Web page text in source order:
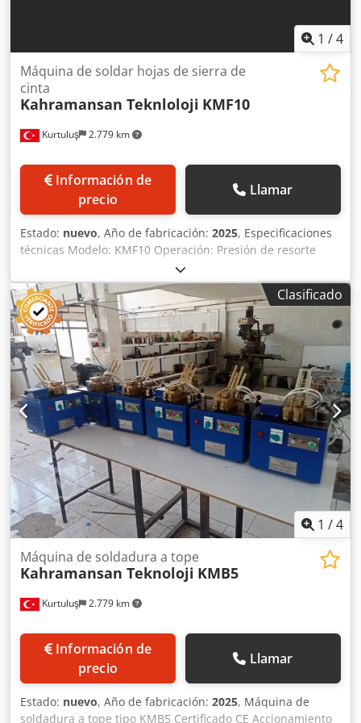
1 /4
Kurtuluş 2.779 km
Máquina de soldar hojas de sierra de
cinta
Kahramansan Teknloloji KMF10
Información de
precio
Llamar
Estado: nuevo, Año de fabricación: 2025, Especificaciones
técnicas Modelo: KMF10 Operación: Presión de resorte
Potencia: 10 KVA (%50 DC) Crjdpfxovmyalj Apcsf Capacidad
de soldadura: Hasta 60 mm de fleje de acero dulce Voltaje
de entrada: 220 V (50 Hz) Fusible de protección: 220 V / 40
A Nivel de potencia de soldadura: 5 Nivel de potencia de
recocido: 5 Cable de entrada de alimentación: 2,3 m Clase
de protección: IP21 Dimensiones (An/L/Al): 160 cm x 180 cm
x 79 cm Peso: 294 kg
Clasificado
1 /4
Kurtuluş 2.779 km
Máquina de soldadura a tope
Kahramansan Teknoloji KMB5
Información de
precio
Llamar
Estado: nuevo, Año de fabricación: 2025, Máquina de
soldadura a tope tipo KMB5 Certificado CE Accionamiento